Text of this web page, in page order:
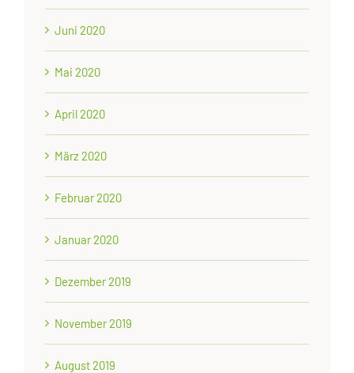
Juni 2020
Mai 2020
April 2020
März 2020
Februar 2020
Januar 2020
Dezember 2019
November 2019
August 2019